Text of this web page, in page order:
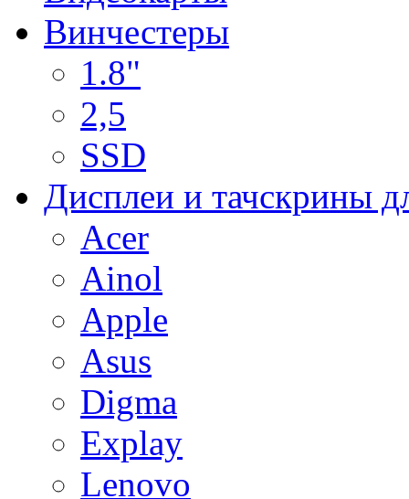
Винчестеры
1.8"
2,5
SSD
Дисплеи и тачскрины
Acer
Ainol
Apple
Asus
Digma
Explay
Lenovo